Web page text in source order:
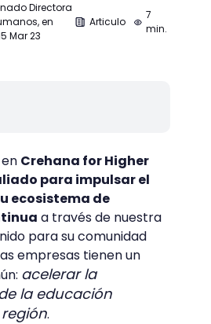
Directora
en
Mar 23
Articulo
7
min.
Crehana for Higher
para impulsar el
ecosistema de
a través de nuestra
para su comunidad
empresas tienen un
acelerar la
la educación
.